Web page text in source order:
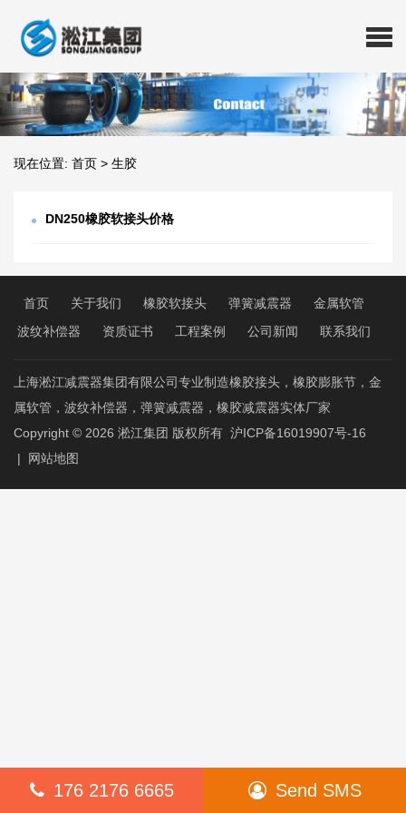
现在位置: 首页 > 生胶
DN250橡胶软接头价格
首页 关于我们 橡胶软接头 弹簧减震器
金属软管
波纹补偿器
资质证书 工程案例 公司新闻 联系我们
上海淞江减震器集团有限公司专业制造橡胶接头，橡胶膨胀节，金
属软管，波纹补偿器，弹簧减震器，橡胶减震器实体厂家
Copyright © 2026 淞江集团 版权所有 沪ICP备16019907号-16
|
网站地图
176 2176 6665 Send SMS